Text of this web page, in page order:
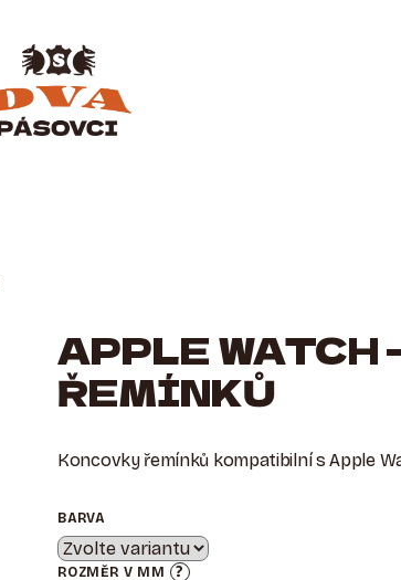
APPLE WATCH
ŘEMÍNKŮ
Koncovky řemínků kompatibilní s Apple
BARVA
ROZMĚR V MM ?